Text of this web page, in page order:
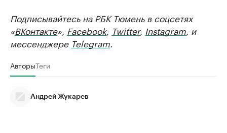
Подписывайтесь на РБК Тюмень в соцсетях
«ВКонтакте», Facebook, Twitter, Instagram, и
мессенджере Telegram.
АвторыТеги
Андрей Жукарев